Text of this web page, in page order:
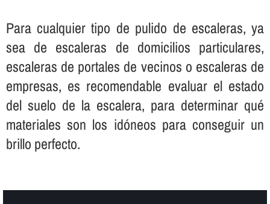
Para cualquier tipo de pulido de escaleras, ya
sea de escaleras de domicilios particulares,
escaleras de portales de vecinos o escaleras de
empresas, es recomendable evaluar el estado
del suelo de la escalera, para determinar qué
materiales son los idóneos para conseguir un
brillo perfecto.